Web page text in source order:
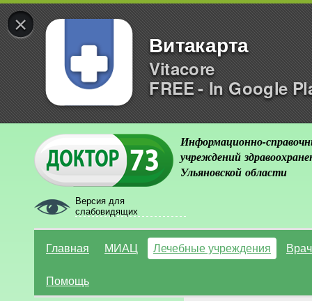
×
Витакарта
Vitacore
FREE - In Google
Версия для
слабовидящих
Информационно-
учреждений
Ульяновской области
Главная МИАЦ Лечебные учреждения
Помощь